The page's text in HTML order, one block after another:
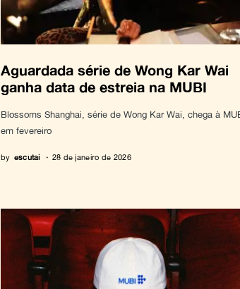
Aguardada série de Wong Kar Wai
ganha data de estreia na MUBI
Blossoms Shanghai, série de Wong Kar Wai, chega à
em fevereiro
by escutai 28 de janeiro de 2026